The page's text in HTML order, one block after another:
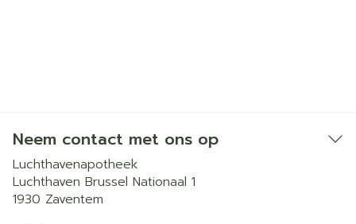
Neem contact met ons op
Luchthavenapotheek
Luchthaven Brussel Nationaal 1
1930 Zaventem